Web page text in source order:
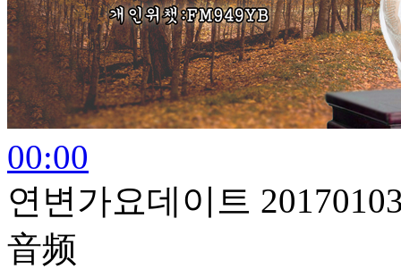
00:00
연변가요데이트
音频